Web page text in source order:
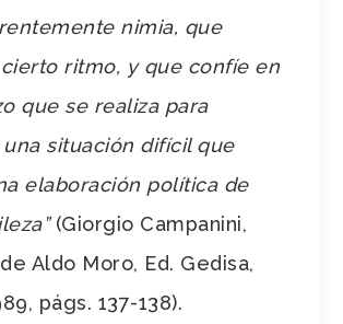
nimia, que
ritmo, y que confíe en
que se realiza para
situación difícil que
elaboración política de
(Giorgio Campanini,
Aldo Moro, Ed. Gedisa,
págs. 137-138).